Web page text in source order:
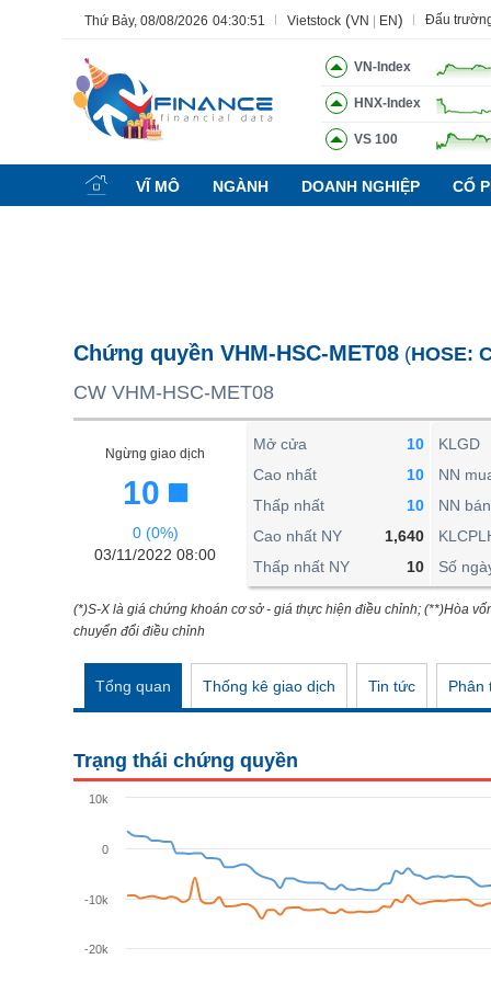
Thứ Bảy, 08/08/2026 04:30:52 Vietstock (VN EN) Đấu
VN-Index
HNX-Index
VS 100
VĨ MÔ NGÀNH DOANH NGHIỆP CỔ
Chứng quyền VHM-HSC-MET08 (HOSE:
CW VHM-HSC-MET08
Ngừng giao dịch
10
0 (0%)
03/11/2022 08:00
Mở cửa
10
Cao nhất
10
Thấp nhất
10
Cao nhất NY
1,640
Thấp nhất NY
10
KLGD
NN
NN bán
Số
(*)S-X là giá chứng khoán cơ sở - giá thực hiện điều chỉnh; (**)Hòa
chuyển đổi điều chỉnh
Tổng quan Thống kê giao dịch Tin tức Phân
Trạng thái chứng quyền
-20k
-10k
0
10k
Tính năng Ngành Mã chứng khoán Lãnh
BẤT ĐỘNG SẢN
TÀI CHÍNH
KINH TẾ
THẾ GIỚI
ĐÔNG DƯƠNG
PHÂN TÍCH
VS-SECTOR
NGUYÊN VẬT LIỆU
TIÊU DÙNG KHÔNG THIẾT YẾU
TIÊU DÙNG THIẾT YẾU
CHĂM SÓC SỨC KHỎE